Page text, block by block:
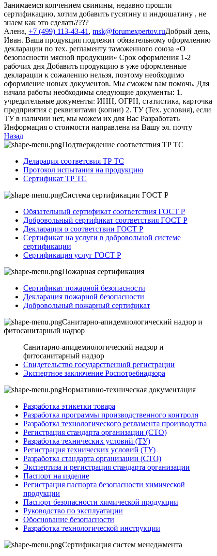
Занимаемся копчением свинины, недавно прошли
сертификацию, хотим добавить гусятину и индюшатину , не
знаем как это сделать????
Алена, +7 (499) 113-43-41 , msk@forumexpertov.ruДобрый день,
Иван. Ваша продукция подлежит обязательному оформлению
декларации по тех. регламенту таможенного союза «О
безопасности мясной продукции» Срок оформления 1-2
рабочих дня Добавить продукцию в уже оформленные
декларации к сожалению нельзя, поэтому необходимо
оформление новых документов. Мы сможем вам помочь. Для
начала работы необходимы следующие документы: 1.
учредительные документы: ИНН, ОГРН, статистика, карточка
предприятия с реквизитами (копии) 2. ТУ (Тех. условия), если
ТУ в наличии нет, мы можем их для Вас Разработать
Информация о стоимости направлена на Вашу эл. почту
Назад
Подтверждение соответствия ТР ТС
Деларация соответсвия ТР ТС
Протокол испытания на продукцию
Сертификат ТР ТС
Система сертификации ГОСТ Р
Обязательный сертификат соответствия ГОСТ Р
Добровольный сертификат соответствия ГОСТ Р
Декларация о соответствии ГОСТ Р
Сертификат на услуги в добровольной системе
сертификации
Сертификация услуг ГОСТ Р
Пожарная сертификация
Сертификат пожарной безопасности
Декларация пожарной безопасности
Добровольный пожарный сертификат
Санитарно-апидемиологический надзор и
фитосанитарный надзор
Санитарно-апидемиологический надзор и
фитосанитарный надзор
Свидетельство государственной регистрации
Экспертное заключение Роспотребнадзора
Нормативно-техническая документация
Разработка этикетки товара
Разработка программы производственного контроля
Разработка технологического регламента производства
Регистрация стандарта организации (СТО)
Разработка технических условий (ТУ)
Регистрация технических условий (ТУ)
Разработка стандарта организации (СТО)
Экспертиза и регистрация стандарта организации
Паспорт на изделие
Регистрация паспорта безопасности химической
продукции
Паспорт безопасности химической продукции
Руководство по эксплуатации
Обоснование безопасности
Разработка технологической инструкции
Сертификация систем менеджмента